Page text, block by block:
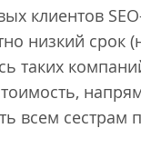
клиентов
низкий срок
таких
всем сестрам